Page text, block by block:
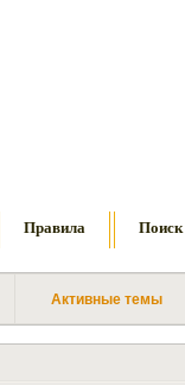
Правила Поиск
Активные темы